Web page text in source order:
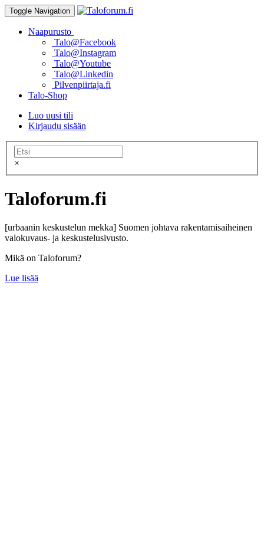
Toggle Navigation
Naapurusto
Talo@Facebook
Talo@Instagram
Talo@Youtube
Talo@Linkedin
Pilvenpiirtaja.fi
Talo-Shop
Luo uusi tili
Kirjaudu sisään
×
Taloforum.fi
[urbaanin keskustelun mekka] Suomen johtava rakentamisaiheinen
valokuvaus- ja keskustelusivusto.
Mikä on Taloforum?
Lue lisää